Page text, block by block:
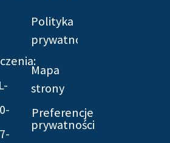
Polityka
prywatności
Mapa
strony
Preferencje
prywatności